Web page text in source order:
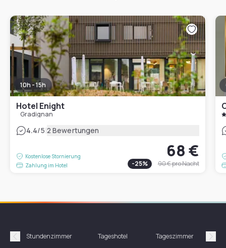
10h - 15h
Hotel Enight
Gradignan
4.4/5|2 Bewertungen
Kostenlose Stornierung
Zahlung im Hotel
68 €
-25% 90 €pro Nacht
Précédent
Stundenzimmer Tageshotel Tageszimmer